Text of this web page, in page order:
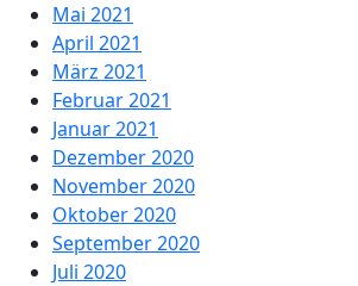
Mai 2021
April 2021
März 2021
Februar 2021
Januar 2021
Dezember 2020
November 2020
Oktober 2020
September 2020
Juli 2020